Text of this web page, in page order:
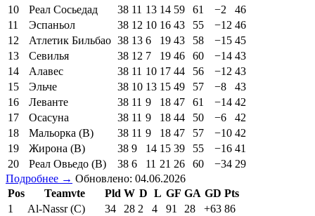
10 Реал Сосьедад 38 11 13 14 59 61 −2
46
11
Эспаньол 38 12 10 16 43 55 −12 46
12
Атлетик Бильбао 38 13 6 19 43 58 −15 45
13
Севилья 38 12 7 19 46 60 −14 43
14
Алавес 38 11 10 17 44 56 −12 43
15
Эльче 38 10 13 15 49 57 −8
43
16
Леванте 38 11 9 18 47 61 −14 42
17
Осасуна 38 11 9 18 44 50 −6
42
18
Мальорка (В) 38 11 9 18 47 57 −10 42
19
Жирона (В) 38 9 14 15 39 55 −16 41
20
Реал Овьедо (В) 38 6 11 21 26 60 −34 29
Подробнее → Обновлено: 04.06.2026
Pos
Teamvte Pld W D L GF GA GD Pts
1
Al-Nassr (C) 34 28 2 4 91 28 +63 86